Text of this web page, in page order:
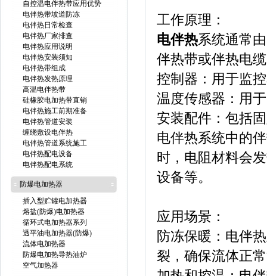
工作原理：
电伴热系统通常
伴热带或伴热电
控制器：用于监
温度传感器：用
安装配件：包括
电伴热系统中的
时，电阻材料会
设备等。
应用场景：
防冻保暖：电伴
裂，确保流体正
自控温电伴热带应用优势
电伴热带坡道防冻
电伴热日常检查
电伴热厂家排查
电伴热应用说明
电伴热安装须知
电伴热带组成
电伴热发热原理
高温电伴热带
硅橡胶电加热带直销
电伴热施工前期准备
电伴热管道安装
缠绕敷设电伴热
电伴热管道系统施工
电伴热配电设备
电伴热配电系统
防爆电加热器
插入型贮罐电加热器
熔盐(防爆)电加热器
循环式电加热器系列
透平油电加热器(防爆)
流体电加热器
防爆电加热导热油炉
空气加热器